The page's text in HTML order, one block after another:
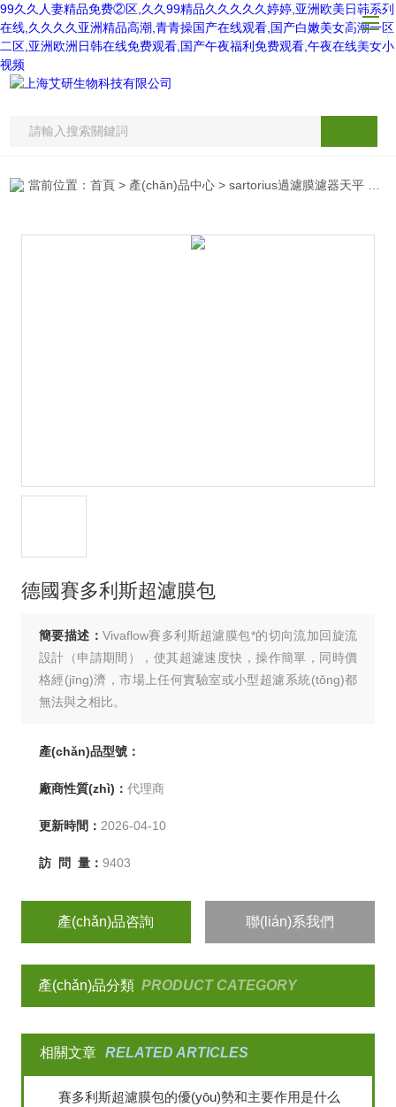
99久久人妻精品免费②区,久久99精品久久久久久婷婷,亚洲欧美日韩系列
在线,久久久久亚洲精品高潮,青青操国产在线观看,国产白嫩美女高潮一区
二区,亚洲欧洲日韩在线免费观看,国产午夜福利免费观看,午夜在线美女小
视频
當前位置：首頁 > 產(chǎn)品中心 >sartorius過濾膜濾器天平
德國賽多利斯超濾膜包
簡要描述：Vivaflow賽多利斯超濾膜包*的切向流加回旋流
設計（申請期間），使其超濾速度快，操作簡單，同時價
格經(jīng)濟，市場上任何實驗室或小型超濾系統(tǒng)都
無法與之相比。
產(chǎn)品型號：
廠商性質(zhì)： 代理商
更新時間： 2026-04-10
訪 問 量： 9403
產(chǎn)品咨詢 聯(lián)系我們
產(chǎn)品分類 PRODUCT CATEGORY
相關文章 RELATED ARTICLES
賽多利斯超濾膜包的優(yōu)勢和主要作用是什么